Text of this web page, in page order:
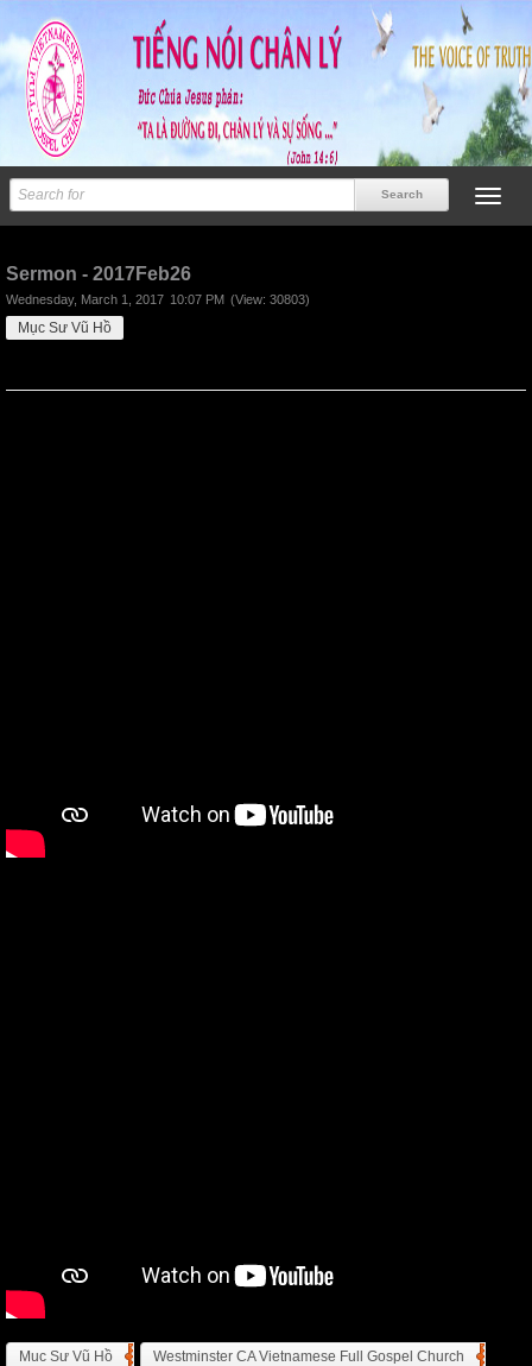
Sermon - 2017Feb26
Wednesday, March 1, 2017 10:07 PM (View: 30803)
Mục Sư Vũ Hồ
Muc Sư Vũ Hồ Westminster CA Vietnamese Full Gospel Church